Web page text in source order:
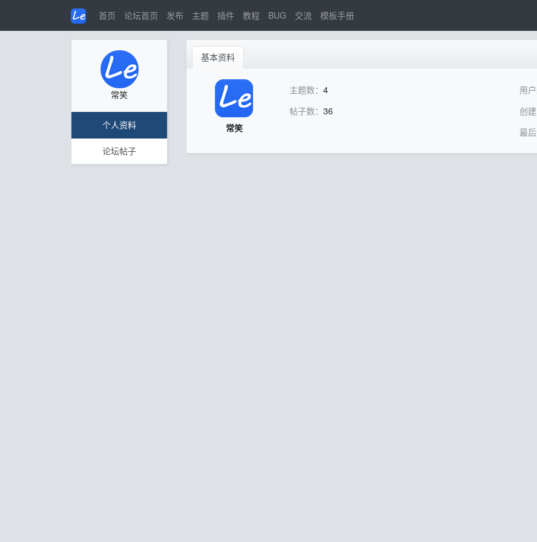
首页 论坛首页 发布 主题 插件 教程 BUG 交流 模板手册
常笑
个人资料
论坛帖子
基本资料
常笑
主题数： 4
帖子数： 36
用
创
最